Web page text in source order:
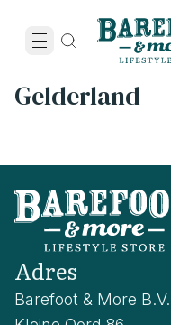
Gelderland
Adres
Barefoot & More B.V.